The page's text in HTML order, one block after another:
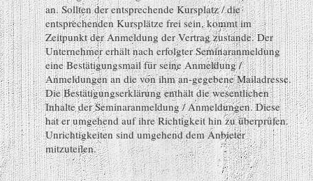
an. Sollten der entsprechende Kursplatz / die
entsprechenden Kursplätze frei sein, kommt im
Zeitpunkt der Anmeldung der Vertrag zustande. Der
Unternehmer erhält nach erfolgter Seminaranmeldung
eine Bestätigungsmail für seine Anmeldung /
Anmeldungen an die von ihm an-gegebene Mailadresse.
Die Bestätigungserklärung enthält die wesentlichen
Inhalte der Seminaranmeldung / Anmeldungen. Diese
hat er umgehend auf ihre Richtigkeit hin zu überprüfen.
Unrichtigkeiten sind umgehend dem Anbieter
mitzuteilen.